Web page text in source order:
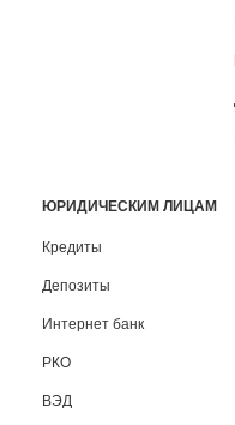
ЮРИДИЧЕСКИМ ЛИЦАМ
Кредиты
Депозиты
Интернет банк
РКО
ВЭД